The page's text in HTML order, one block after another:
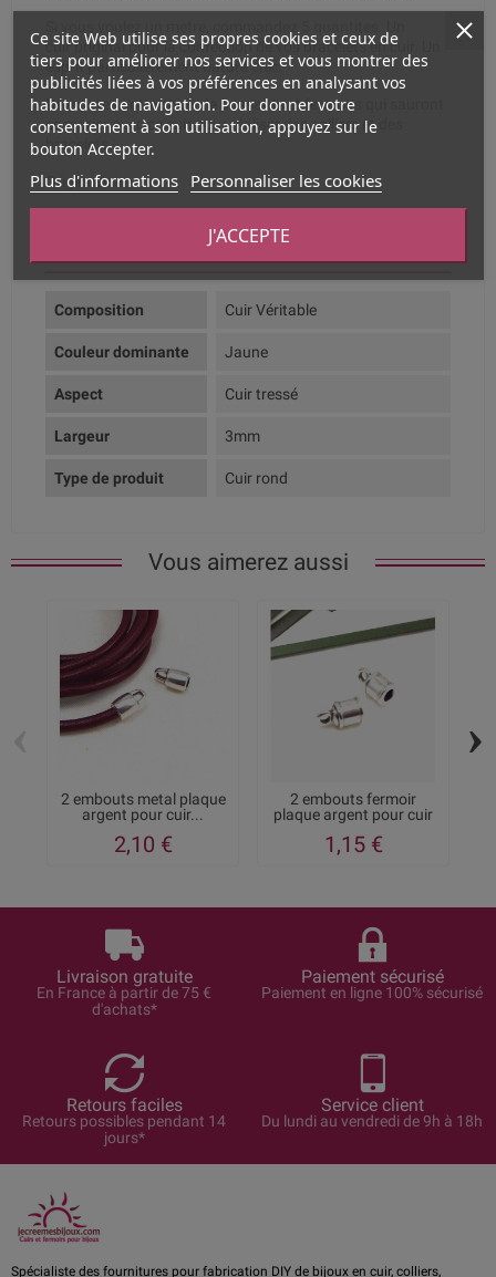
cuir original pour la confection de vos bracelets en cuir. Un
esprit particulierement nature chic.
Découvrez notre choix de passants et fermoirs qui sauront
se marier avec ce cuir pour réaliser des colliers et des
bracelets.
Origine Asie
Composition Cuir Véritable
Couleur dominante Jaune
Aspect Cuir tressé
Largeur 3mm
Type de produit Cuir rond
Vous aimerez aussi
2 embouts metal plaque
argent pour cuir...
2,10 €
2 embouts fermoir
plaque argent pour cuir
1,15 €
›
Livraison gratuite
En France à partir de 75 €
d'achats*
Paiement sécurisé
Paiement en ligne 100% sécurisé
Retours faciles
Retours possibles pendant 14
jours*
Service client
Du lundi au vendredi de 9h à 18h
Spécialiste des fournitures pour fabrication DIY de bijoux en cuir, colliers,
Ce site Web utilise ses propres cookies et ceux de
tiers pour améliorer nos services et vous montrer des
publicités liées à vos préférences en analysant vos
habitudes de navigation. Pour donner votre
consentement à son utilisation, appuyez sur le
bouton Accepter.
Plus d'informations Personnaliser les cookies
J'ACCEPTE